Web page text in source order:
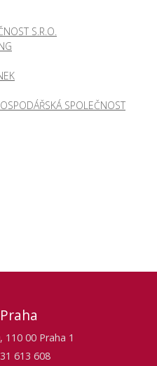
S.R.O.
SPOLEČNOST
00 Praha 1
613 608